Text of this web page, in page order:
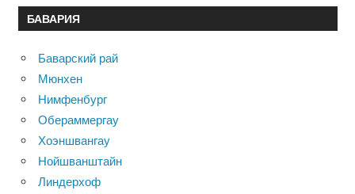
БАВАРИЯ
Баварский рай
Мюнхен
Нимфенбург
Обераммергау
Хоэншвангау
Нойшванштайн
Линдерхоф